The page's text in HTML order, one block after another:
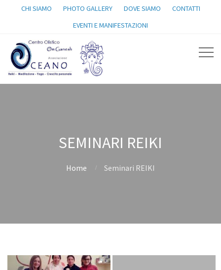
CHI SIAMO PHOTO GALLERY DOVE SIAMO
CONTATTI
EVENTI E MANIFESTAZIONI
SEMINARI REIKI
Home Seminari REIKI